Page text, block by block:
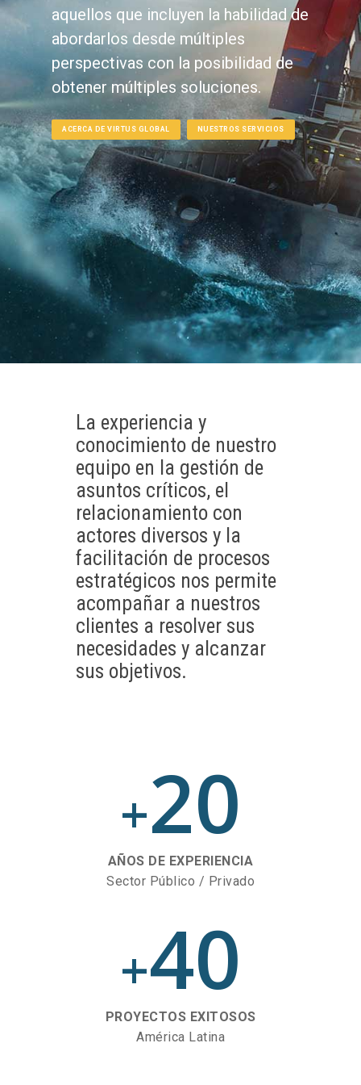
aquellos que incluyen la habilidad de
abordarlos desde múltiples
perspectivas con la posibilidad de
obtener múltiples soluciones.
ACERCA DE VIRTUS GLOBAL NUESTROS SERVICIOS
La experiencia y
conocimiento de nuestro
equipo en la gestión de
asuntos críticos, el
relacionamiento con
actores diversos y la
facilitación de procesos
estratégicos nos permite
acompañar a nuestros
clientes a resolver sus
necesidades y alcanzar
sus objetivos.
+20
AÑOS DE EXPERIENCIA
Sector Público / Privado
+40
PROYECTOS EXITOSOS
América Latina